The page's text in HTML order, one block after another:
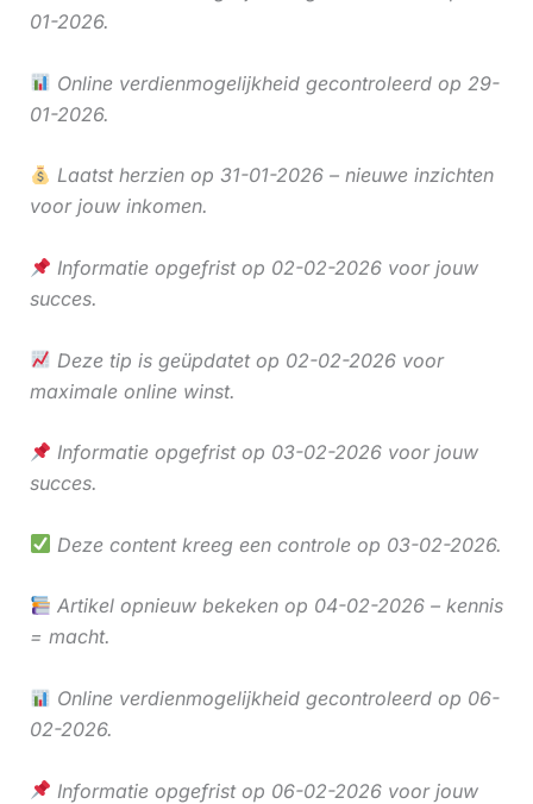
01-2026.
Online verdienmogelijkheid gecontroleerd op 29-
01-2026.
Laatst herzien op 31-01-2026 – nieuwe inzichten
voor jouw inkomen.
Informatie opgefrist op 02-02-2026 voor jouw
succes.
Deze tip is geüpdatet op 02-02-2026 voor
maximale online winst.
Informatie opgefrist op 03-02-2026 voor jouw
succes.
Deze content kreeg een controle op 03-02-2026.
Artikel opnieuw bekeken op 04-02-2026 – kennis
= macht.
Online verdienmogelijkheid gecontroleerd op 06-
02-2026.
Informatie opgefrist op 06-02-2026 voor jouw